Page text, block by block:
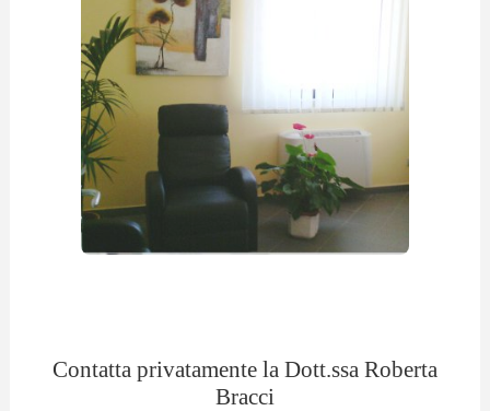
Contatta privatamente la Dott.ssa Roberta
Bracci